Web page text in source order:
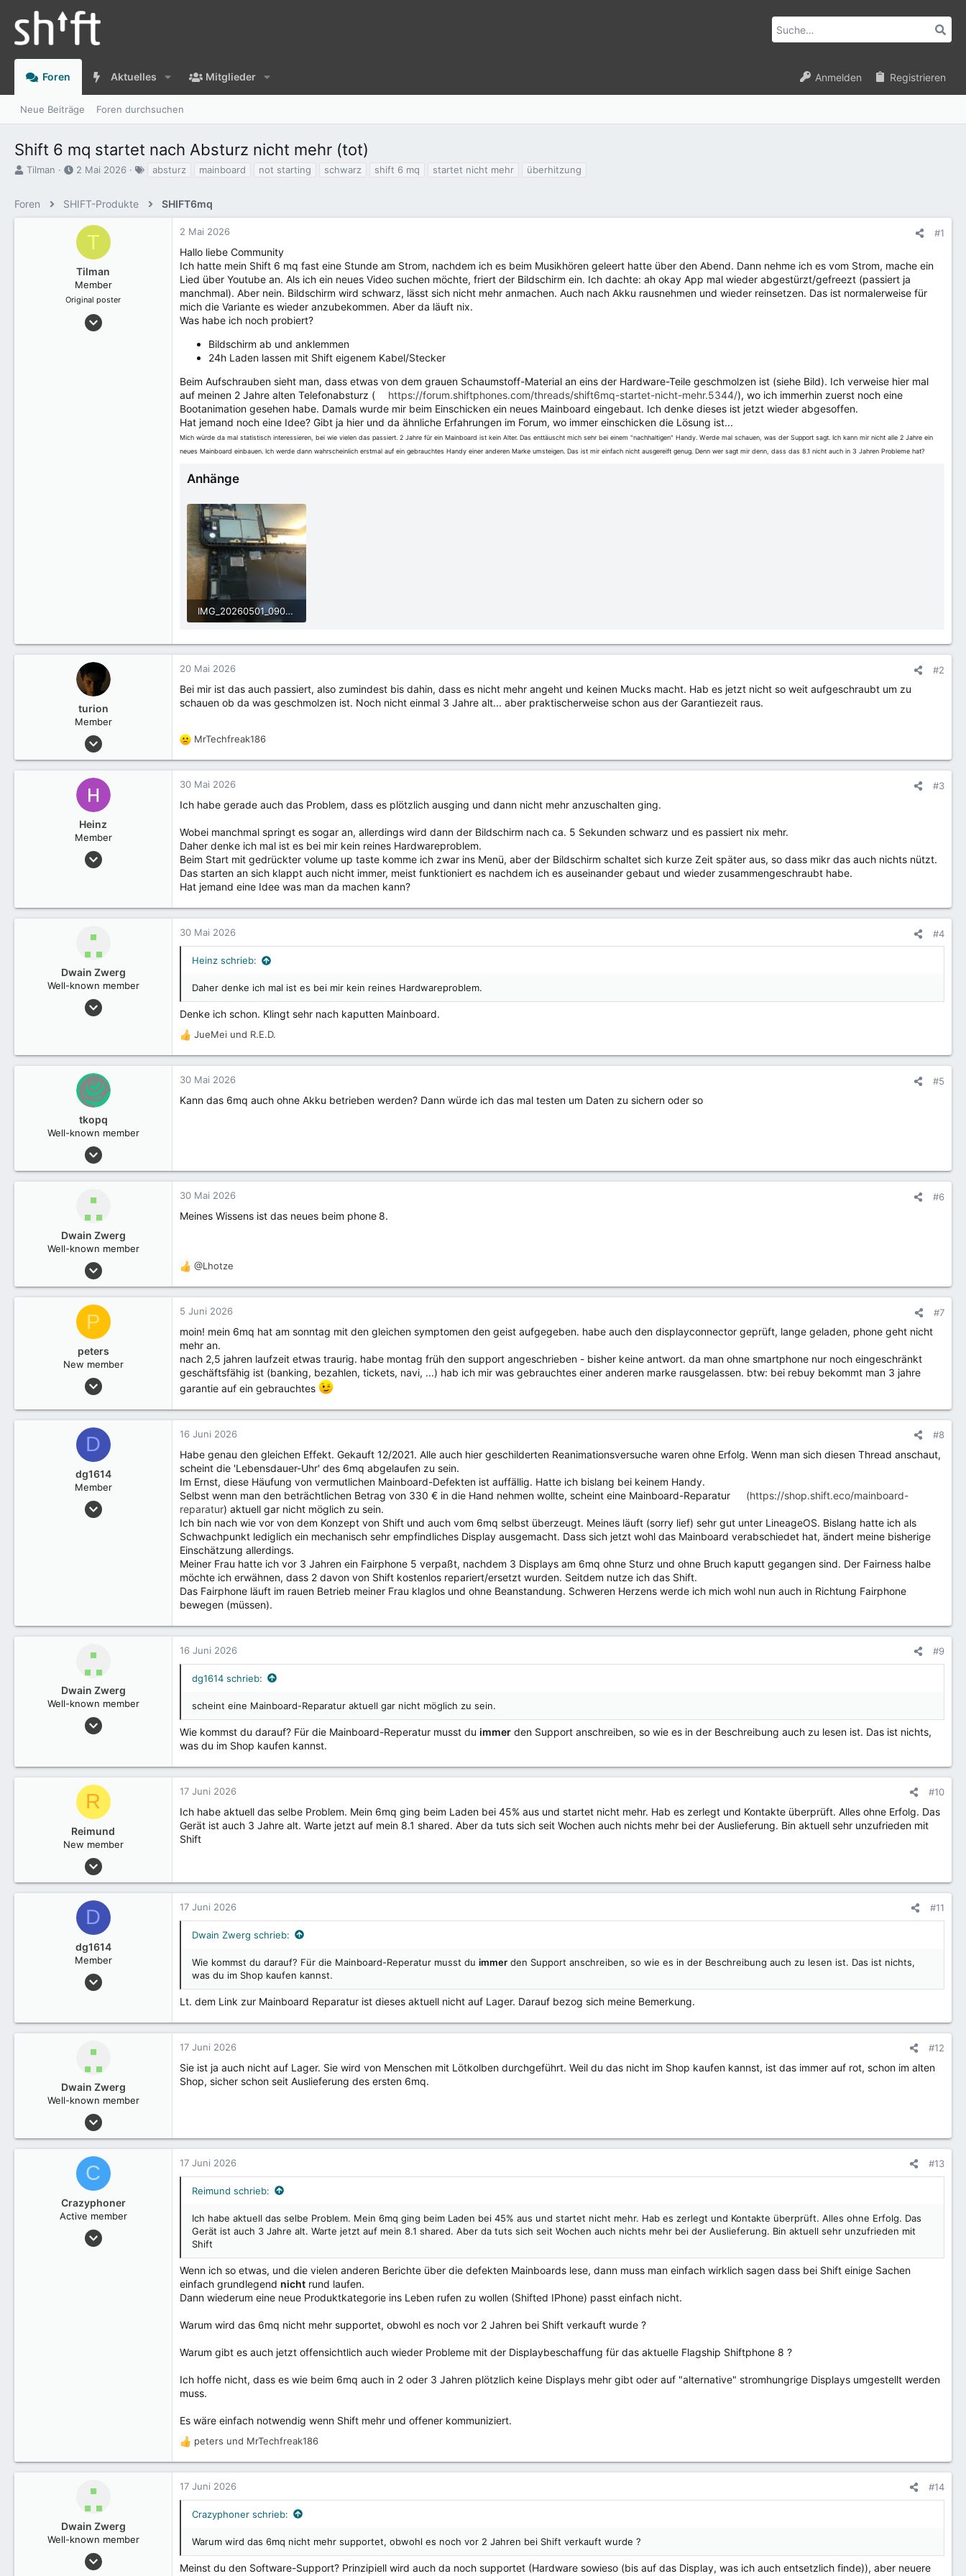
Foren Aktuelles Mitglieder Anmelden Registrieren
Neue Beiträge Foren durchsuchen
Shift 6 mq startet nach Absturz nicht mehr (tot)
E
t
e
Tilman
E
t
e
l
a
m
2 Mai 2026
a
absturz mainboard not starting schwarz shift 6 mq startet nicht mehr überhitzung
Foren SHIFT-Produkte SHIFT6mq
T
Tilman
Member
Original poster
2 Mai 2026 #1
Hallo liebe Community
Ich hatte mein Shift 6 mq fast eine Stunde am Strom, nachdem ich es beim Musikhören geleert hatte über den Abend. Dann nehme ich es vom Strom, mache ein
Lied über Youtube an. Als ich ein neues Video suchen möchte, friert der Bildschirm ein. Ich dachte: ah okay App mal wieder abgestürzt/gefreezt (passiert ja
manchmal). Aber nein. Bildschirm wird schwarz, lässt sich nicht mehr anmachen. Auch nach Akku rausnehmen und wieder reinsetzen. Das ist normalerweise für
mich die Variante es wieder anzubekommen. Aber da läuft nix.
Was habe ich noch probiert?
Bildschirm ab und anklemmen
24h Laden lassen mit Shift eigenem Kabel/Stecker
Beim Aufschrauben sieht man, dass etwas von dem grauen Schaumstoff-Material an eins der Hardware-Teile geschmolzen ist (siehe Bild). Ich verweise hier mal
auf meinen 2 Jahre alten Telefonabsturz (
https://forum.shiftphones.com/threads/shift6mq-startet-nicht-mehr.5344/), wo ich immerhin zuerst noch eine
Bootanimation gesehen habe. Damals wurde mir beim Einschicken ein neues Mainboard eingebaut. Ich denke dieses ist jetzt wieder abgesoffen.
Hat jemand noch eine Idee? Gibt ja hier und da ähnliche Erfahrungen im Forum, wo immer einschicken die Lösung ist...
Mich würde da mal statistisch interessieren, bei wie vielen das passiert. 2 Jahre für ein Mainboard ist kein Alter. Das enttäuscht mich sehr bei einem "nachhaltigen" Handy. Werde mal schauen, was der Support sagt. Ich kann mir nicht alle 2 Jahre ein
neues Mainboard einbauen. Ich werde dann wahrscheinlich erstmal auf ein gebrauchtes Handy einer anderen Marke umsteigen. Das ist mir einfach nicht ausgereift genug. Denn wer sagt mir denn, dass das 8.1 nicht auch in 3 Jahren Probleme hat?
Anhänge
IMG_20260501_090556.jpg
turion
Member
20 Mai 2026 #2
Bei mir ist das auch passiert, also zumindest bis dahin, dass es nicht mehr angeht und keinen Mucks macht. Hab es jetzt nicht so weit aufgeschraubt um zu
schauen ob da was geschmolzen ist. Noch nicht einmal 3 Jahre alt... aber praktischerweise schon aus der Garantiezeit raus.
R
e
a
k
i
n
e
n
:
MrTechfreak186
Heinz
Member
12 Januar 2023
30 Mai 2026 #3
Ich habe gerade auch das Problem, dass es plötzlich ausging und dann nicht mehr anzuschalten ging.
Wobei manchmal springt es sogar an, allerdings wird dann der Bildschirm nach ca. 5 Sekunden schwarz und es passiert nix mehr.
Daher denke ich mal ist es bei mir kein reines Hardwareproblem.
Beim Start mit gedrückter volume up taste komme ich zwar ins Menü, aber der Bildschirm schaltet sich kurze Zeit später aus, so dass mikr das auch nichts nützt.
Das starten an sich klappt auch nicht immer, meist funktioniert es nachdem ich es auseinander gebaut und wieder zusammengeschraubt habe.
Hat jemand eine Idee was man da machen kann?
Dwain Zwerg
Well-known member
30 Mai 2026 #4
Heinz schrieb:
Daher denke ich mal ist es bei mir kein reines Hardwareproblem.
Denke ich schon. Klingt sehr nach kaputten Mainboard.
R
e
a
k
i
:
JueMei und R.E.D.
tkopq
Well-known member
4 Dezember 2022
30 Mai 2026 #5
Kann das 6mq auch ohne Akku betrieben werden? Dann würde ich das mal testen um Daten zu sichern oder so
Dwain Zwerg
Well-known member
30 Mai 2026 #6
Meines Wissens ist das neues beim phone 8.
R
e
a
k
i
o
n
e
n
@Lhotze
P
peters
New member
5 Juni 2026 #7
moin! mein 6mq hat am sonntag mit den gleichen symptomen den geist aufgegeben. habe auch den displayconnector geprüft, lange geladen, phone geht nicht
mehr an.
nach 2,5 jahren laufzeit etwas traurig. habe montag früh den support angeschrieben - bisher keine antwort. da man ohne smartphone nur noch eingeschränkt
geschäftsfähig ist (banking, bezahlen, tickets, navi, ...) hab ich mir was gebrauchtes einer anderen marke rausgelassen. btw: bei rebuy bekommt man 3 jahre
garantie auf ein gebrauchtes
D
dg1614
Member
16 Juni 2026 #8
Habe genau den gleichen Effekt. Gekauft 12/2021. Alle auch hier geschilderten Reanimationsversuche waren ohne Erfolg. Wenn man sich diesen Thread anschaut,
scheint die 'Lebensdauer-Uhr' des 6mq abgelaufen zu sein.
Im Ernst, diese Häufung von vermutlichen Mainboard-Defekten ist auffällig. Hatte ich bislang bei keinem Handy.
Selbst wenn man den beträchtlichen Betrag von 330 € in die Hand nehmen wollte, scheint eine Mainboard-Reparatur
(https://shop.shift.eco/mainboard-
reparatur) aktuell gar nicht möglich zu sein.
Ich bin nach wie vor von dem Konzept von Shift und auch vom 6mq selbst überzeugt. Meines läuft (sorry lief) sehr gut unter LineageOS. Bislang hatte ich als
Schwachpunkt lediglich ein mechanisch sehr empfindliches Display ausgemacht. Dass sich jetzt wohl das Mainboard verabschiedet hat, ändert meine bisherige
Einschätzung allerdings.
Meiner Frau hatte ich vor 3 Jahren ein Fairphone 5 verpaßt, nachdem 3 Displays am 6mq ohne Sturz und ohne Bruch kaputt gegangen sind. Der Fairness halbe
möchte ich erwähnen, dass 2 davon von Shift kostenlos repariert/ersetzt wurden. Seitdem nutze ich das Shift.
Das Fairphone läuft im rauen Betrieb meiner Frau klaglos und ohne Beanstandung. Schweren Herzens werde ich mich wohl nun auch in Richtung Fairphone
bewegen (müssen).
Dwain Zwerg
Well-known member
16 Juni 2026 #9
dg1614 schrieb:
scheint eine Mainboard-Reparatur aktuell gar nicht möglich zu sein.
Wie kommst du darauf? Für die Mainboard-Reperatur musst du immer den Support anschreiben, so wie es in der Beschreibung auch zu lesen ist. Das ist nichts,
was du im Shop kaufen kannst.
R
Reimund
New member
17 Juni 2026 #10
Ich habe aktuell das selbe Problem. Mein 6mq ging beim Laden bei 45% aus und startet nicht mehr. Hab es zerlegt und Kontakte überprüft. Alles ohne Erfolg. Das
Gerät ist auch 3 Jahre alt. Warte jetzt auf mein 8.1 shared. Aber da tuts sich seit Wochen auch nichts mehr bei der Auslieferung. Bin aktuell sehr unzufrieden mit
Shift
D
dg1614
Member
17 Juni 2026 #11
Dwain Zwerg schrieb:
Wie kommst du darauf? Für die Mainboard-Reperatur musst du immer den Support anschreiben, so wie es in der Beschreibung auch zu lesen ist. Das ist nichts,
was du im Shop kaufen kannst.
Lt. dem Link zur Mainboard Reparatur ist dieses aktuell nicht auf Lager. Darauf bezog sich meine Bemerkung.
Dwain Zwerg
Well-known member
17 Juni 2026 #12
Sie ist ja auch nicht auf Lager. Sie wird von Menschen mit Lötkolben durchgeführt. Weil du das nicht im Shop kaufen kannst, ist das immer auf rot, schon im alten
Shop, sicher schon seit Auslieferung des ersten 6mq.
C
Crazyphoner
Active member
7 August 2016
17 Juni 2026 #13
Reimund schrieb:
Ich habe aktuell das selbe Problem. Mein 6mq ging beim Laden bei 45% aus und startet nicht mehr. Hab es zerlegt und Kontakte überprüft. Alles ohne Erfolg. Das
Gerät ist auch 3 Jahre alt. Warte jetzt auf mein 8.1 shared. Aber da tuts sich seit Wochen auch nichts mehr bei der Auslieferung. Bin aktuell sehr unzufrieden mit
Shift
Wenn ich so etwas, und die vielen anderen Berichte über die defekten Mainboards lese, dann muss man einfach wirklich sagen dass bei Shift einige Sachen
einfach grundlegend nicht rund laufen.
Dann wiederum eine neue Produktkategorie ins Leben rufen zu wollen (Shifted IPhone) passt einfach nicht.
Warum wird das 6mq nicht mehr supportet, obwohl es noch vor 2 Jahren bei Shift verkauft wurde ?
Warum gibt es auch jetzt offensichtlich auch wieder Probleme mit der Displaybeschaffung für das aktuelle Flagship Shiftphone 8 ?
Ich hoffe nicht, dass es wie beim 6mq auch in 2 oder 3 Jahren plötzlich keine Displays mehr gibt oder auf "alternative" stromhungrige Displays umgestellt werden
muss.
Es wäre einfach notwendig wenn Shift mehr und offener kommuniziert.
R
e
a
k
t
n
peters und MrTechfreak186
Dwain Zwerg
Well-known member
17 Juni 2026 #14
Crazyphoner schrieb:
Warum wird das 6mq nicht mehr supportet, obwohl es noch vor 2 Jahren bei Shift verkauft wurde ?
Meinst du den Software-Support? Prinzipiell wird auch da noch supportet (Hardware sowieso (bis auf das Display, was ich auch entsetzlich finde)), aber neuere